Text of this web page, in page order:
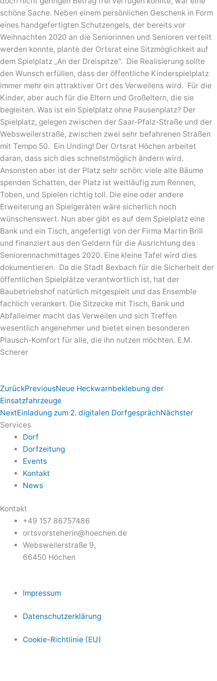
schöne Sache. Neben einem persönlichen Geschenk in Form
eines handgefertigten Schutzengels, der bereits vor
Weihnachten 2020 an die Seniorinnen und Senioren verteilt
werden konnte, plante der Ortsrat eine Sitzmöglichkeit auf
dem Spielplatz „An der Dreispitze“. Die Realisierung sollte
den Wunsch erfüllen, dass der öffentliche Kinderspielplatz
immer mehr ein attraktiver Ort des Verweilens wird. Für die
Kinder, aber auch für die Eltern und Großeltern, die sie
begleiten. Was ist ein Spielplatz ohne Pausenplatz? Der
Spielplatz, gelegen zwischen der Saar-Pfalz-Straße und der
Websweilerstraße, zwischen zwei sehr befahrenen Straßen
mit Tempo 50. Ein Unding! Der Ortsrat Höchen arbeitet
daran, dass sich dies schnellstmöglich ändern wird.
Ansonsten aber ist der Platz sehr schön: viele alte Bäume
spenden Schatten, der Platz ist weitläufig zum Rennen,
Toben, und Spielen richtig toll. Die eine oder andere
Erweiterung an Spielgeräten wäre sicherlich noch
wünschenswert. Nun aber gibt es auf dem Spielplatz eine
Bank und ein Tisch, angefertigt von der Firma Martin Brill
und finanziert aus den Geldern für die Ausrichtung des
Seniorennachmittages 2020. Eine kleine Tafel wird dies
dokumentieren. Da die Stadt Bexbach für die Sicherheit der
öffentlichen Spielplätze verantwortlich ist, hat der
Baubetriebshof natürlich mitgespielt und das Ensemble
fachlich verankert. Die Sitzecke mit Tisch, Bank und
Abfalleimer macht das Verweilen und sich Treffen
wesentlich angenehmer und bietet einen besonderen
Plausch-Komfort für alle, die ihn nutzen möchten. E.M.
Scherer
ZurückPreviousNeue Heckwarnbeklebung der
Einsatzfahrzeuge
NextEinladung zum 2. digitalen DorfgesprächNächster
Services
Dorf
Dorfzeitung
Events
Kontakt
News
Kontakt
+49 157 86757486
ortsvorsteherin@hoechen.de
Websweilerstraße 9,
66450 Höchen
Impressum
Datenschutzerklärung
Cookie-Richtlinie (EU)